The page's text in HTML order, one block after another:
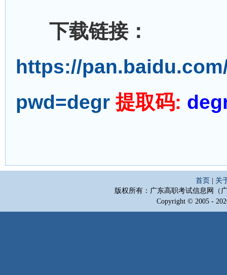
下载链接：
https://
pwd=degr 提取码:
首页
关
版权所有：广东高职考试信息网（
Copyright © 2005 -